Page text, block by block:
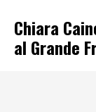
Chiara
al Grande